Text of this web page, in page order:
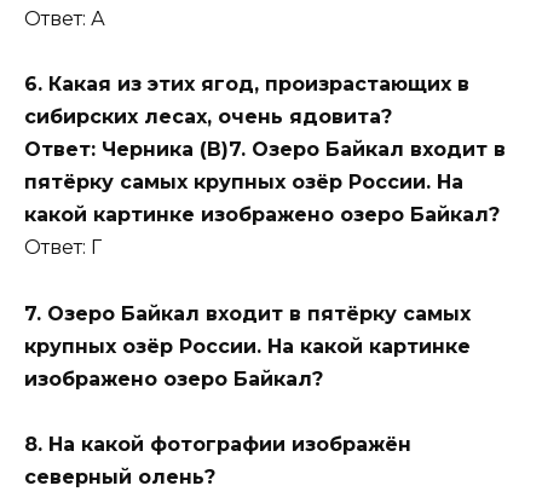
Ответ: А
6. Какая из этих ягод, произрастающих в
сибирских лесах, очень ядовита?
Ответ: Черника (В)7. Озеро Байкал входит в
пятёрку самых крупных озёр России. На
какой картинке изображено озеро Байкал?
Ответ: Г
7. Озеро Байкал входит в пятёрку самых
крупных озёр России. На какой картинке
изображено озеро Байкал?
8. На какой фотографии изображён
северный олень?